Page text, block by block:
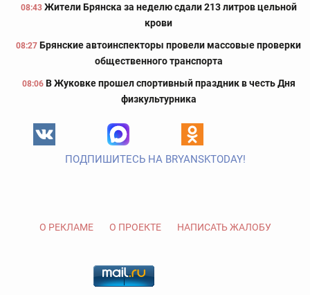
08:43 Жители Брянска за неделю сдали 213 литров цельной
крови
08:27 Брянские автоинспекторы провели массовые проверки
общественного транспорта
08:06 В Жуковке прошел спортивный праздник в честь Дня
физкультурника
ПОДПИШИТЕСЬ НА BRYANSKTODAY!
О РЕКЛАМЕ О ПРОЕКТЕ НАПИСАТЬ ЖАЛОБУ